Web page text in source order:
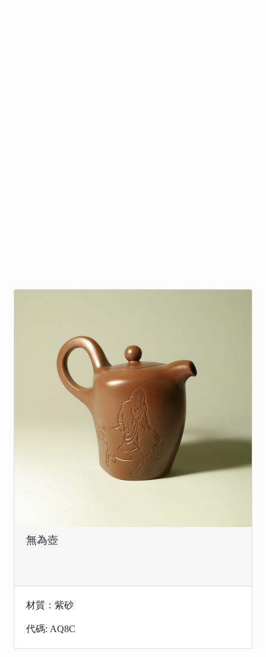
無為壺
材質：紫砂
代碼: AQ8C